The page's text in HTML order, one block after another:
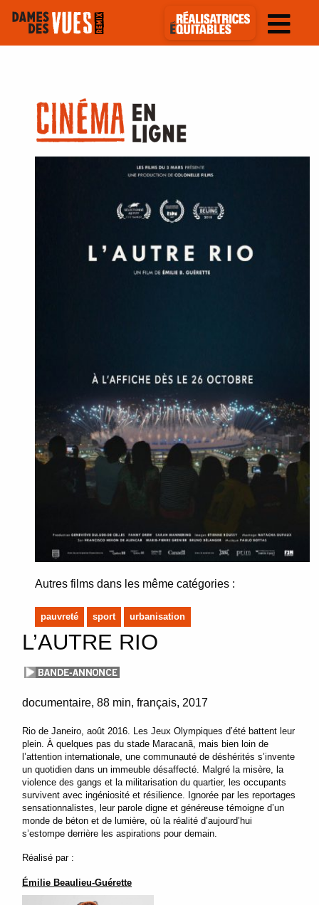
Autres films dans les même catégories :
pauvreté sport urbanisation
L’AUTRE RIO
documentaire 88 min français 2017
Rio de Janeiro, août 2016. Les Jeux Olympiques d’été battent leur
plein. À quelques pas du stade Maracanã, mais bien loin de
l’attention internationale, une communauté de déshérités s’invente
un quotidien dans un immeuble désaffecté. Malgré la misère, la
violence des gangs et la militarisation du quartier, les occupants
survivent avec ingéniosité et résilience. Ignorée par les reportages
sensationnalistes, leur parole digne et généreuse témoigne d’un
monde de béton et de lumière, où la réalité d’aujourd’hui
s’estompe derrière les aspirations pour demain.
Réalisé par :
Émilie Beaulieu-Guérette